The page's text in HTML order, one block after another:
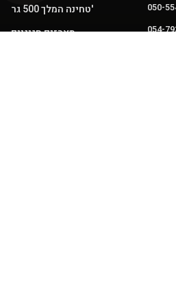
טחינה המלך 500 גר'
מארזים חגיגיים